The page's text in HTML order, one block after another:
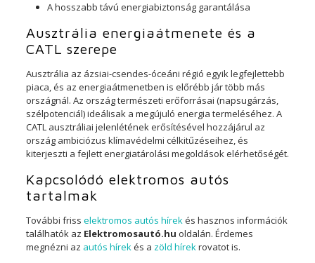
A hosszabb távú energiabiztonság garantálása
Ausztrália energiaátmenete és a
CATL szerepe
Ausztrália az ázsiai-csendes-óceáni régió egyik legfejlettebb
piaca, és az energiaátmenetben is előrébb jár több más
országnál. Az ország természeti erőforrásai (napsugárzás,
szélpotenciál) ideálisak a megújuló energia termeléséhez. A
CATL ausztráliai jelenlétének erősítésével hozzájárul az
ország ambiciózus klímavédelmi célkitűzéseihez, és
kiterjeszti a fejlett energiatárolási megoldások elérhetőségét.
Kapcsolódó elektromos autós
tartalmak
További friss elektromos autós hírekés hasznos információk
találhatók az Elektromosautó.hu oldalán. Érdemes
megnézni az autós hírekés a zöld hírekrovatot is.